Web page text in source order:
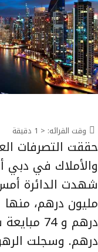
وقت القرائه: < 1 دقيقة
حققت التصرفات